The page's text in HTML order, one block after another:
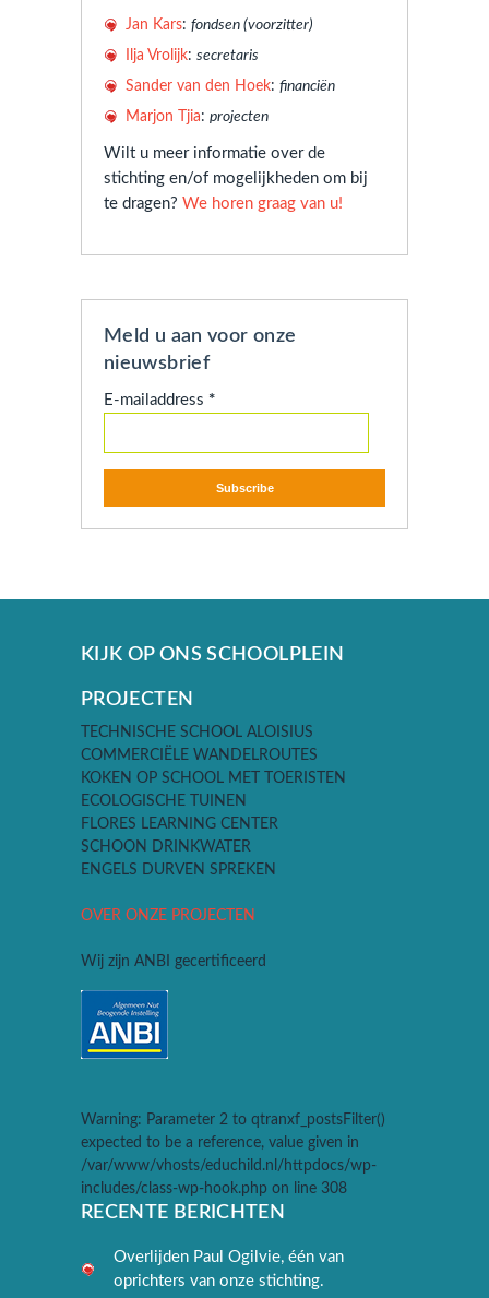
Jan Kars: fondsen (voorzitter)
Ilja Vrolijk: secretaris
Sander van den Hoek: financiën
Marjon Tjia: projecten
Wilt u meer informatie over de
stichting en/of mogelijkheden om bij
te dragen? We horen graag van u!
Meld u aan voor onze
nieuwsbrief
E-mailaddress *
KIJK OP ONS SCHOOLPLEIN
PROJECTEN
TECHNISCHE SCHOOL ALOISIUS
COMMERCIËLE WANDELROUTES
KOKEN OP SCHOOL MET TOERISTEN
ECOLOGISCHE TUINEN
FLORES LEARNING CENTER
SCHOON DRINKWATER
ENGELS DURVEN SPREKEN
OVER ONZE PROJECTEN
Wij zijn ANBI gecertificeerd
Warning: Parameter 2 to qtranxf_postsFilter()
expected to be a reference, value given in
/var/www/vhosts/educhild.nl/httpdocs/wp-
includes/class-wp-hook.php on line 308
RECENTE BERICHTEN
Overlijden Paul Ogilvie, één van
oprichters van onze stichting.